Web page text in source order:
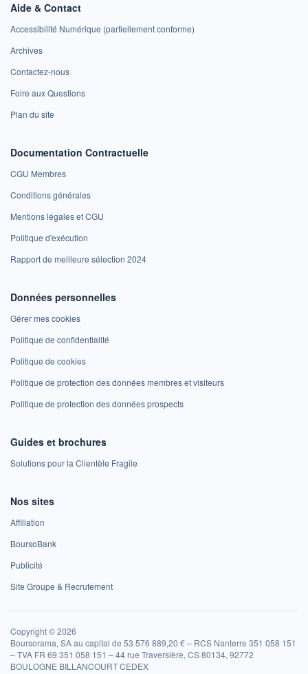
Aide & Contact
Accessibilité Numérique (partiellement conforme)
Archives
Contactez-nous
Foire aux Questions
Plan du site
Documentation Contractuelle
CGU Membres
Conditions générales
Mentions légales et CGU
Politique d'exécution
Rapport de meilleure sélection 2024
Données personnelles
Gérer mes cookies
Politique de confidentialité
Politique de cookies
Politique de protection des données membres et visiteurs
Politique de protection des données prospects
Guides et brochures
Solutions pour la Clientèle Fragile
Nos sites
Affiliation
BoursoBank
Publicité
Site Groupe & Recrutement
Copyright © 2026
Boursorama, SA au capital de 53 576 889,20 € – RCS Nanterre 351 058 151
– TVA FR 69 351 058 151 – 44 rue Traversière, CS 80134, 92772
BOULOGNE BILLANCOURT CEDEX